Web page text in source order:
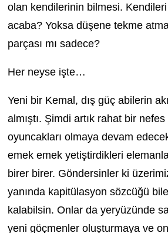
olan kendilerinin bilmesi. Kendileri
acaba? Yoksa düşene tekme
parçası mı sadece?
Her neyse işte…
Yeni bir Kemal, dış güç abilerin
almıştı. Şimdi artık rahat bir
oyuncakları olmaya devam
emek emek yetiştirdikleri
birer birer. Göndersinler ki
yanında kapitülasyon sözcüğü
kalabilsin. Onlar da yeryüzünde
yeni göçmenler oluşturmaya ve